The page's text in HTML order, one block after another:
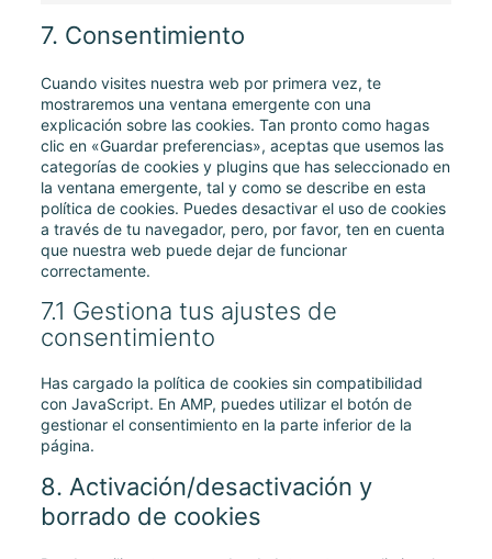
7. Consentimiento
Cuando visites nuestra web por primera vez, te
mostraremos una ventana emergente con una
explicación sobre las cookies. Tan pronto como hagas
clic en «Guardar preferencias», aceptas que usemos las
categorías de cookies y plugins que has seleccionado en
la ventana emergente, tal y como se describe en esta
política de cookies. Puedes desactivar el uso de cookies
a través de tu navegador, pero, por favor, ten en cuenta
que nuestra web puede dejar de funcionar
correctamente.
7.1 Gestiona tus ajustes de
consentimiento
Has cargado la política de cookies sin compatibilidad
con JavaScript. En AMP, puedes utilizar el botón de
gestionar el consentimiento en la parte inferior de la
página.
8. Activación/desactivación y
borrado de cookies